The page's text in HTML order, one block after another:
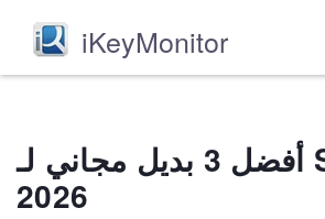
iKeyMonitor
أفضل 3 بديل مجاني لـ Spyfone
2026